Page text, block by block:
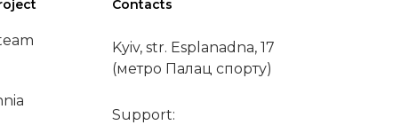
Contacts
Kyiv, str. Esplanadna, 17
(метро Палац спорту)
Support: